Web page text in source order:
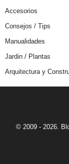
Accesorios
Consejos / Tips
Manualidades
Jardin / Plantas
Arquitectura y
© 2009 - 2026.